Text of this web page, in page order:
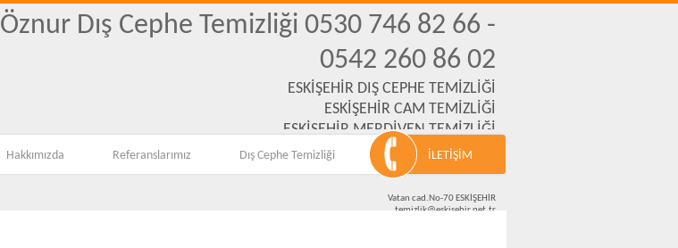
Öznur Dış Cephe Temizliği 0530 746 82 66 -
0542 260 86 02
ESKİŞEHİR DIŞ CEPHE TEMİZLİĞİ
ESKİŞEHİR CAM TEMİZLİĞİ
ESKİŞEHİR MERDİVEN TEMİZLİĞİ
KOLTUK YIKAMA,EV,İNŞAAT,OFİS,OKUL TEMİZLİKLERİ
Vatan cad.No-70 ESKİŞEHİR
temizlik@eskisehir.net.tr
Hakkımızda Referanslarımız Dış Cephe Temizliği İLETİŞİM